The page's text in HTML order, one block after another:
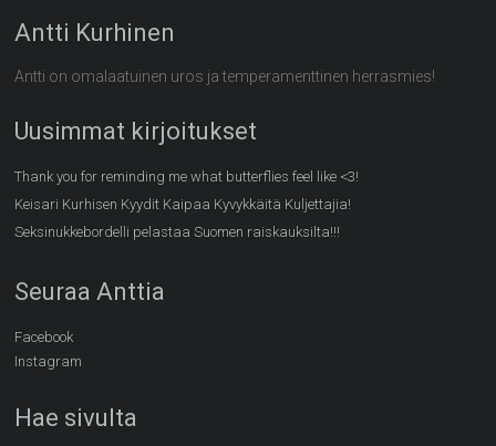
Antti Kurhinen
Antti on omalaatuinen uros ja temperamenttinen herrasmies!
Uusimmat kirjoitukset
Thank you for reminding me what butterflies feel like <3!
Keisari Kurhisen Kyydit Kaipaa Kyvykkäitä Kuljettajia!
Seksinukkebordelli pelastaa Suomen raiskauksilta!!!
Seuraa Anttia
Facebook
Instagram
Hae sivulta